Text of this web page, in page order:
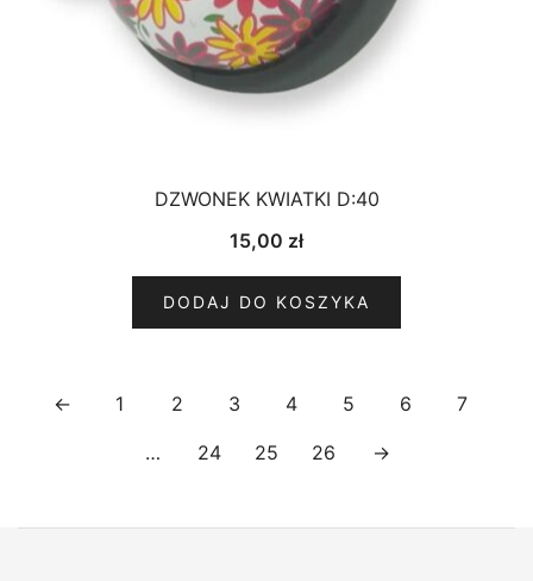
DZWONEK KWIATKI D:40
15,00 zł
DODAJ DO KOSZYKA
← 1 2 3 4 5 6 7
… 24 25 26 →